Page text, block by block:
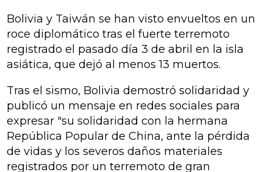
Bolivia y Taiwán se han visto envueltos en un
roce diplomático tras el fuerte terremoto
registrado el pasado día 3 de abril en la isla
asiática, que dejó al menos 13 muertos.
Tras el sismo, Bolivia demostró solidaridad y
publicó un mensaje en redes sociales para
expresar "su solidaridad con la hermana
República Popular de China, ante la pérdida
de vidas y los severos daños materiales
registrados por un terremoto de gran